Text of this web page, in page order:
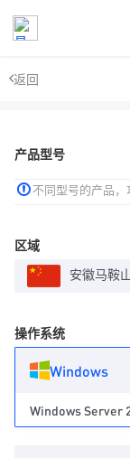
返回
产品型号
不同型号的产品，
区域
安徽马鞍
操作系统
Windows
Windows Server